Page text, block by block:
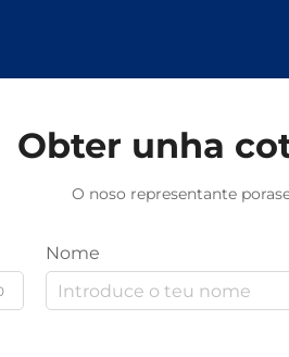
Obter unha
O noso representante
Nome